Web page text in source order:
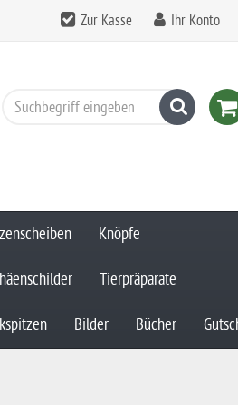
Zur Kasse Ihr Konto
Suchen
Knöpfe
Tierpräparate
Bilder Bücher